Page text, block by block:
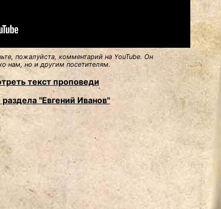
пожалуйста, комментарий на YouTube. Он
нам, но и другим посетителям.
текст проповеди
"Евгений Иванов"